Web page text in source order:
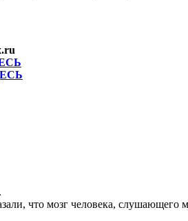
что мозг человека, слушающего